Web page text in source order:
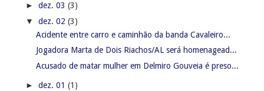
► dez. 03 (3)
▼ dez. 02 (3)
Acidente entre carro e caminhão da banda Cavaleiro...
Jogadora Marta de Dois Riachos/AL será homenagead...
Acusado de matar mulher em Delmiro Gouveia é preso...
► dez. 01 (1)